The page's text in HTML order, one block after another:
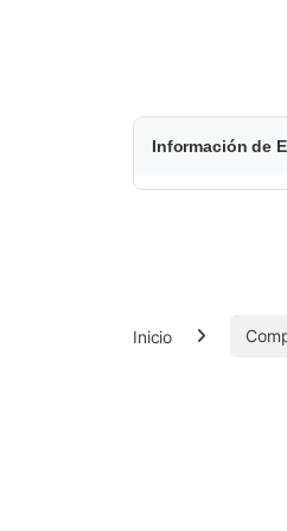
$
6
.
Información de
Inicio